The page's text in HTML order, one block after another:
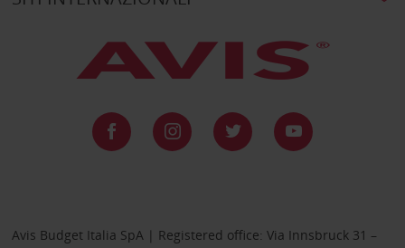
Avis Budget Italia SpA | Registered office: Via Innsbruck 31 –